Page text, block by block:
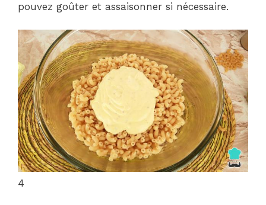
pouvez goûter et assaisonner si nécessaire.
4